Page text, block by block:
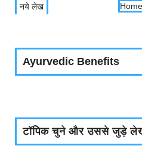
नये लेख Home
Ayurvedic Benefits
टॉपिक चुने और उससे जुड़े